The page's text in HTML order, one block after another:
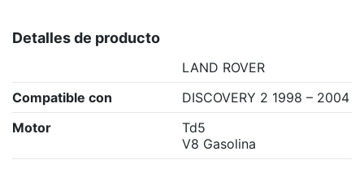
Detalles de producto
LAND ROVER
Compatible con
DISCOVERY 2 1998 – 2004
Motor
Td5
V8 Gasolina